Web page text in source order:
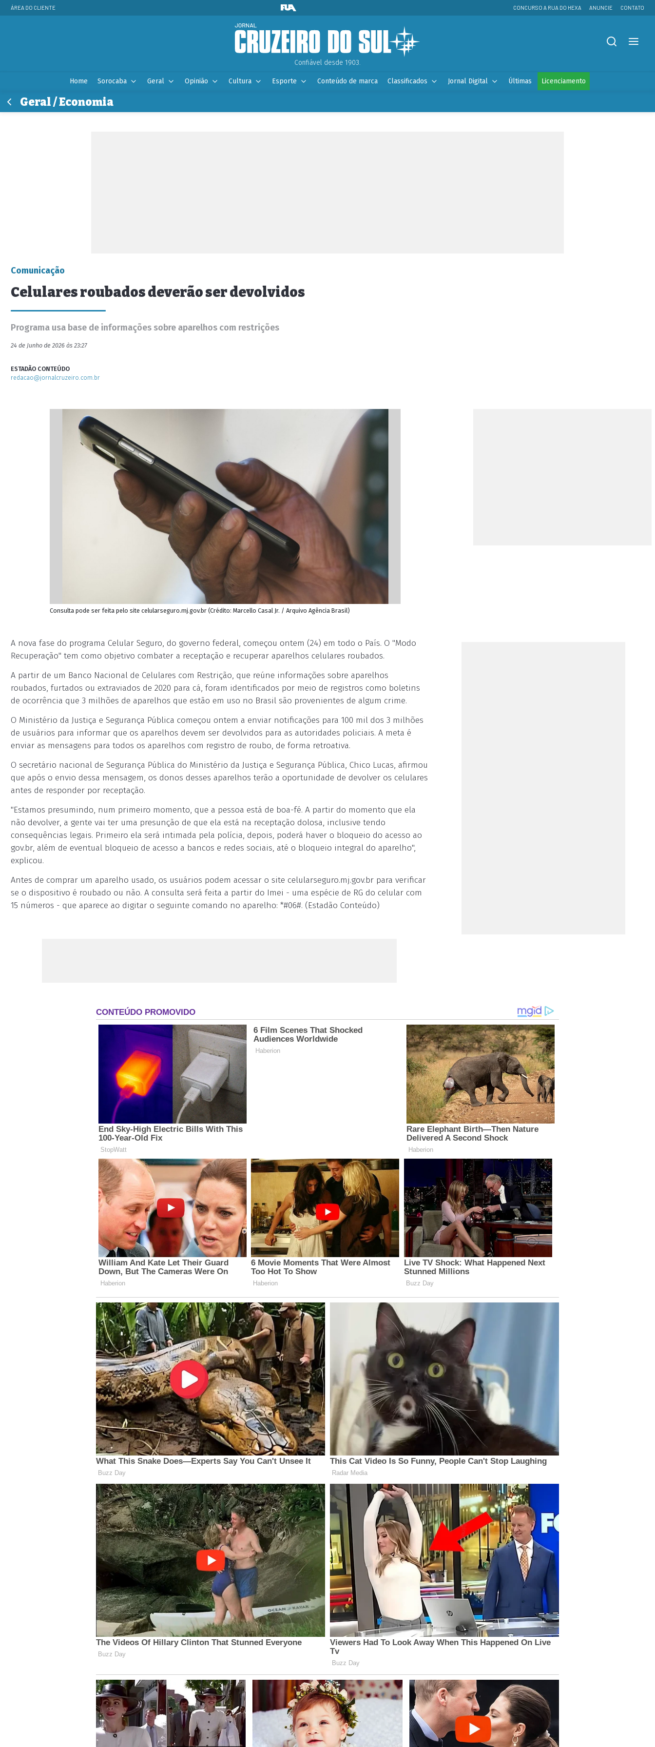
ÁREA DO CLIENTE CONCURSO A RUA DO HEXA ANUNCIE CONTATO
Confiável desde 1903.
Home Sorocaba Geral Opinião Cultura Esporte Conteúdo de marca Classificados Jornal Digital Últimas Licenciamento
Geral / Economia
Comunicação
Celulares roubados deverão ser devolvidos
Programa usa base de informações sobre aparelhos com restrições
24 de Junho de 2026 às 23:27
ESTADÃO CONTEÚDO
redacao@jornalcruzeiro.com.br
Consulta pode ser feita pelo site celularseguro.mj.gov.br (Crédito: Marcello Casal Jr. / Arquivo Agência Brasil)
A nova fase do programa Celular Seguro, do governo federal, começou ontem (24) em todo o País. O "Modo
Recuperação" tem como objetivo combater a receptação e recuperar aparelhos celulares roubados.
A partir de um Banco Nacional de Celulares com Restrição, que reúne informações sobre aparelhos
roubados, furtados ou extraviados de 2020 para cá, foram identificados por meio de registros como boletins
de ocorrência que 3 milhões de aparelhos que estão em uso no Brasil são provenientes de algum crime.
O Ministério da Justiça e Segurança Pública começou ontem a enviar notificações para 100 mil dos 3 milhões
de usuários para informar que os aparelhos devem ser devolvidos para as autoridades policiais. A meta é
enviar as mensagens para todos os aparelhos com registro de roubo, de forma retroativa.
O secretário nacional de Segurança Pública do Ministério da Justiça e Segurança Pública, Chico Lucas, afirmou
que após o envio dessa mensagem, os donos desses aparelhos terão a oportunidade de devolver os celulares
antes de responder por receptação.
"Estamos presumindo, num primeiro momento, que a pessoa está de boa-fé. A partir do momento que ela
não devolver, a gente vai ter uma presunção de que ela está na receptação dolosa, inclusive tendo
consequências legais. Primeiro ela será intimada pela polícia, depois, poderá haver o bloqueio do acesso ao
gov.br, além de eventual bloqueio de acesso a bancos e redes sociais, até o bloqueio integral do aparelho",
explicou.
Antes de comprar um aparelho usado, os usuários podem acessar o site celularseguro.mj.gov.br para verificar
se o dispositivo é roubado ou não. A consulta será feita a partir do Imei - uma espécie de RG do celular com
15 números - que aparece ao digitar o seguinte comando no aparelho: *#06#. (Estadão Conteúdo)